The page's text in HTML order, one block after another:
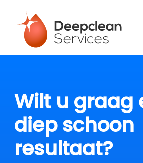
Wilt u graag
diep schoon
resultaat?